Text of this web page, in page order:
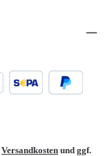
Versandkosten und ggf.